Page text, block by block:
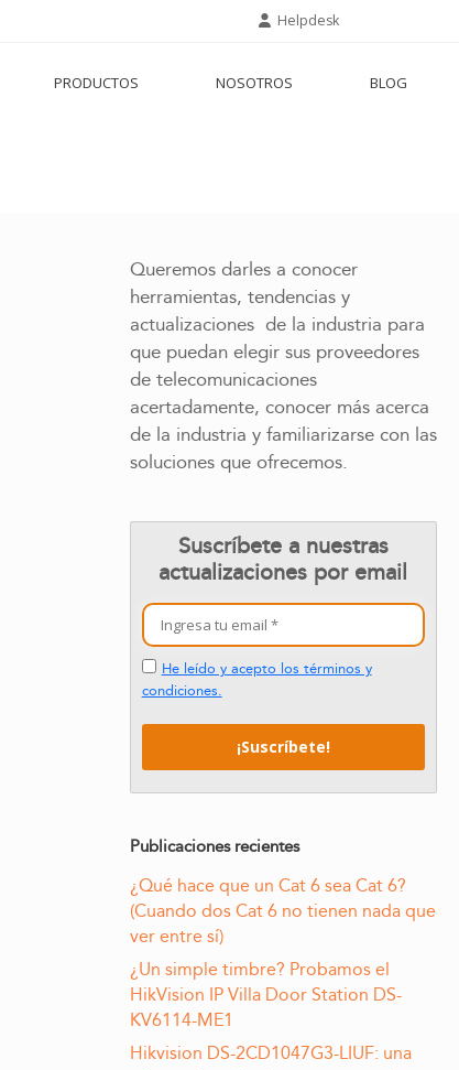
Helpdesk
PRODUCTOS NOSOTROS BLOG
Queremos darles a conocer
herramientas, tendencias y
actualizaciones de la industria para
que puedan elegir sus proveedores
de telecomunicaciones
acertadamente, conocer más acerca
de la industria y familiarizarse con las
soluciones que ofrecemos.
Suscríbete a nuestras
actualizaciones por email
He leído y acepto los términos y
condiciones.
Publicaciones recientes
¿Qué hace que un Cat 6 sea Cat 6?
(Cuando dos Cat 6 no tienen nada que
ver entre sí)
¿Un simple timbre? Probamos el
HikVision IP Villa Door Station DS-
KV6114-ME1
Hikvision DS-2CD1047G3-LIUF: una